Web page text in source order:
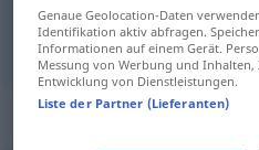
Synonyme für
Genaue Geolocation-Daten
Identifikation aktiv abfragen.
Informationen auf einem Gerät.
Messung von Werbung und
Entwicklung von Dienstleistungen.
Liste der Partner (Lieferanten)